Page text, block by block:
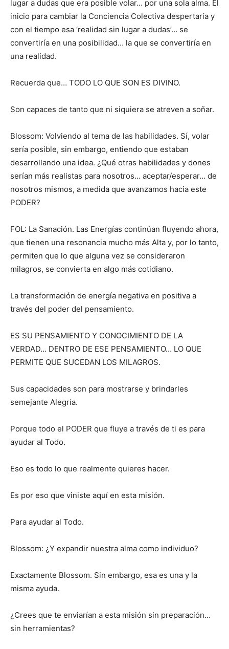
lugar a dudas que era posible volar… por una sola alma. El
inicio para cambiar la Conciencia Colectiva despertaría y
con el tiempo esa ‘realidad sin lugar a dudas’… se
convertiría en una posibilidad… la que se convertiría en
una realidad.
Recuerda que… TODO LO QUE SON ES DIVINO.
Son capaces de tanto que ni siquiera se atreven a soñar.
Blossom: Volviendo al tema de las habilidades. Sí, volar
sería posible, sin embargo, entiendo que estaban
desarrollando una idea. ¿Qué otras habilidades y dones
serían más realistas para nosotros… aceptar/esperar… de
nosotros mismos, a medida que avanzamos hacia este
PODER?
FOL: La Sanación. Las Energías continúan fluyendo ahora,
que tienen una resonancia mucho más Alta y, por lo tanto,
permiten que lo que alguna vez se consideraron
milagros, se convierta en algo más cotidiano.
La transformación de energía negativa en positiva a
través del poder del pensamiento.
ES SU PENSAMIENTO Y CONOCIMIENTO DE LA
VERDAD… DENTRO DE ESE PENSAMIENTO… LO QUE
PERMITE QUE SUCEDAN LOS MILAGROS.
Sus capacidades son para mostrarse y brindarles
semejante Alegría.
Porque todo el PODER que fluye a través de ti es para
ayudar al Todo.
Eso es todo lo que realmente quieres hacer.
Es por eso que viniste aquí en esta misión.
Para ayudar al Todo.
Blossom: ¿Y expandir nuestra alma como individuo?
Exactamente Blossom. Sin embargo, esa es una y la
misma ayuda.
¿Crees que te enviarían a esta misión sin preparación…
sin herramientas?